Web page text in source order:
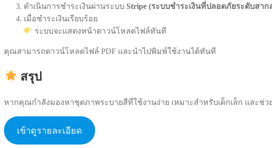
ดำเนินการชำระเงินผ่านระบบ Stripe (ระบบชำระเงินที่ปลอดภัยระดับสาก
เมื่อชำระเงินเรียบร้อย
ระบบจะแสดงหน้าดาวน์โหลดไฟล์ทันที
คุณสามารถดาวน์โหลดไฟล์ PDF และนำไปพิมพ์ใช้งานได้ทันที
สรุป
หากคุณกำลังมองหาชุดภาพระบายสีที่ใช้งานง่าย เหมาะสำหรับเด็กเล็ก และช่ว
เข้าดูรายละเอียด